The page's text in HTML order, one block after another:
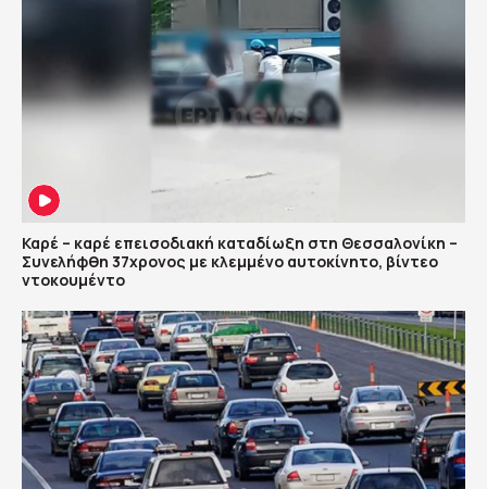
Καρέ – καρέ επεισοδιακή καταδίωξη στη Θεσσαλονίκη –
Συνελήφθη 37χρονος με κλεμμένο αυτοκίνητο, βίντεο
ντοκουμέντο